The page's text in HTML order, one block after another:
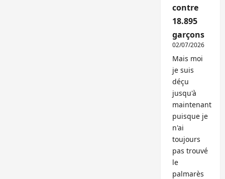
contre
18.895
garçons
02/07/2026
Mais moi
je suis
déçu
jusqu'à
maintenant
puisque je
n'ai
toujours
pas trouvé
le
palmarès